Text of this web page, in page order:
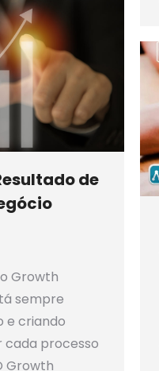
de
Growth
sempre
e criando
cada processo
Growth